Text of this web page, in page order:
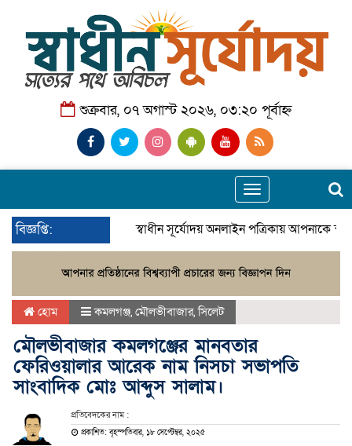
শুক্রবার, ০৭ অগাস্ট ২০২৬, ০৩:২০ পূর্বাহ্ন
Toggle
navigation
বিজ্ঞপ্তি: স্বাধীন সূর্যোদয় অনলাইন পত্রিকায় আপনাকে
হোম কমলগঞ্জ, মৌলভীবাজার,সিলেট
মৌলভীবাজার কমলগঞ্জের মানবতার
ফেরিওয়ালার আরেক নাম নিসচা সভাপতি
সাংবাদিক মোঃ আব্দুস সালাম।
প্রতিবেদকের নাম :
প্রকাশিত: বৃহস্পতিবার, ১৮ সেপ্টেম্বর, ২০২৫